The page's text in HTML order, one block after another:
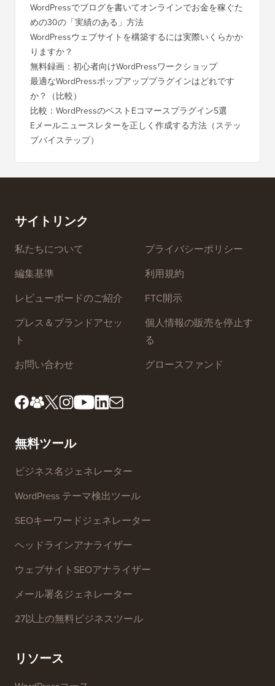
WordPressでブログを書いてオンラインでお金を稼ぐた
めの30の「実績のある」方法
WordPressウェブサイトを構築するには実際いくらかか
りますか？
無料録画：初心者向けWordPressワークショップ
最適なWordPressポップアッププラグインはどれです
か？（比較）
比較：WordPressのベストEコマースプラグイン5選
サイトリンク
私たちについて
編集基準
レビューボードのご紹介
ト
プライバシーポリシー
利用規約
無料ツール
ビジネス名ジェネレーター
WordPress テーマ検出ツール
SEOキーワードジェネレーター
ウェブサイトSEOアナライザー